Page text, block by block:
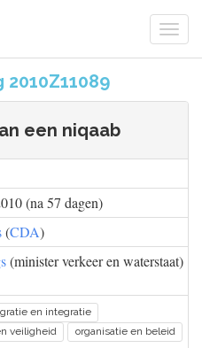
een niqaab
(na 57 dagen)
(CDA)
(minister verkeer en waterstaat)
en integratie
veiligheid
organisatie en beleid